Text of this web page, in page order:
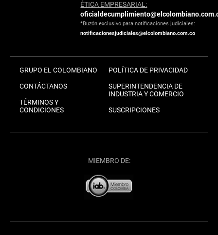
ÉTICA EMPRESARIAL:
*Buzón exclusivo para notificaciones judiciales:
notificacionesjudiciales@elcolombiano.com.co
GRUPO EL COLOMBIANO
CONTÁCTANOS
TÉRMINOS Y
CONDICIONES
POLÍTICA DE PRIVACIDAD
SUPERINTENDENCIA DE
INDUSTRIA Y COMERCIO
SUSCRIPCIONES
MIEMBRO DE: